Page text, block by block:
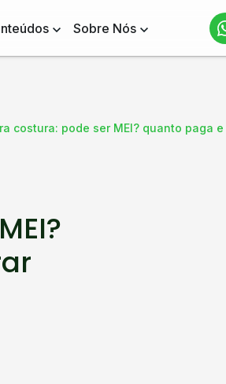
Sobre Nós
costura: pode ser MEI? quanto paga